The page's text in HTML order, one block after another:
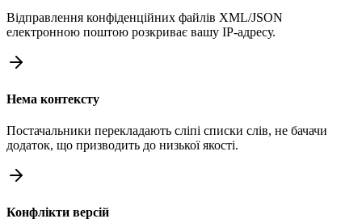
Відправлення конфіденційних файлів XML/JSON
електронною поштою розкриває вашу IP-адресу.
Нема контексту
Постачальники перекладають сліпі списки слів, не бачачи
додаток, що призводить до низької якості.
Конфлікти версій